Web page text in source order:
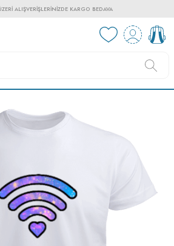
ALIŞVERIŞLERINIZDE KARGO BEDAVA